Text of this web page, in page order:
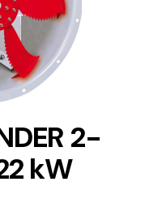
2-
kW